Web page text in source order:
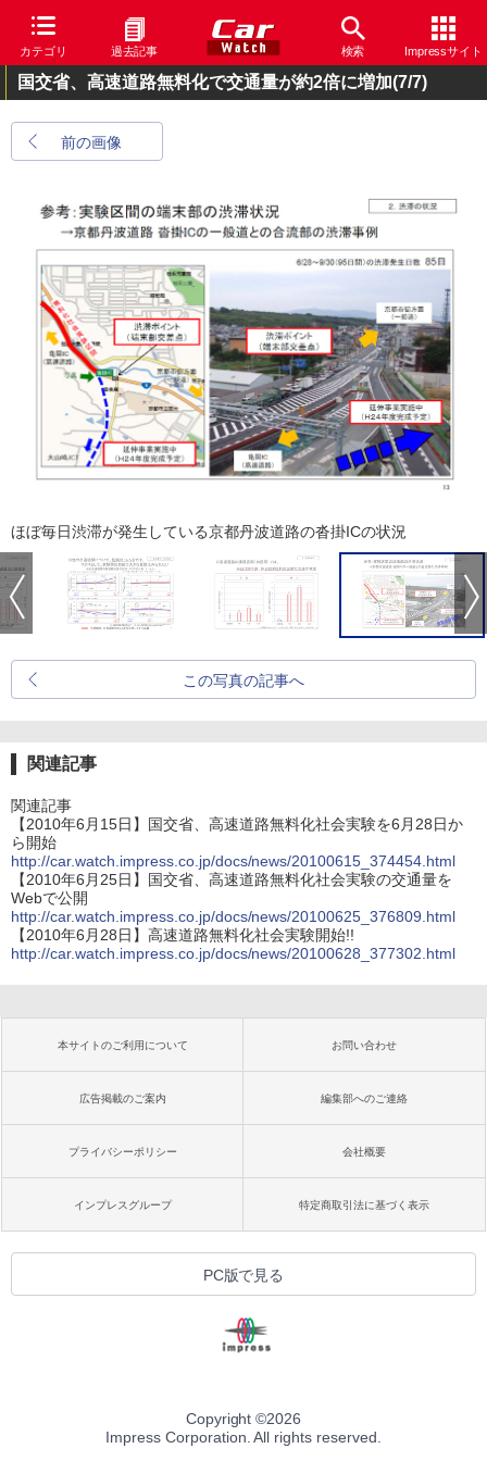
カテゴリ 過去記事 検索 Impressサイト
国交省、高速道路無料化で交通量が約2倍に増加(7/7)
前の画像
ほぼ毎日渋滞が発生している京都丹波道路の沓掛ICの状況
この写真の記事へ
関連記事
関連記事
【2010年6月15日】国交省、高速道路無料化社会実験を6月28日か
ら開始
http://car.watch.impress.co.jp/docs/news/20100615_374454.html
【2010年6月25日】国交省、高速道路無料化社会実験の交通量を
Webで公開
http://car.watch.impress.co.jp/docs/news/20100625_376809.html
【2010年6月28日】高速道路無料化社会実験開始!!
http://car.watch.impress.co.jp/docs/news/20100628_377302.html
本サイトのご利用について お問い合わせ
広告掲載のご案内 編集部へのご連絡
プライバシーポリシー 会社概要
インプレスグループ 特定商取引法に基づく表示
PC版で見る
Copyright ©2026
Impress Corporation. All rights reserved.